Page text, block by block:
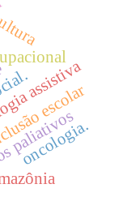
assistiva
escolar
oncologia.